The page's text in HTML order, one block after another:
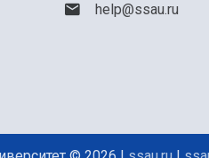
help@ssau.ru